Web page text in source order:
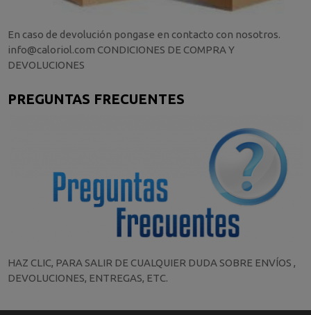
En caso de devolución pongase en contacto con nosotros.
info@caloriol.com CONDICIONES DE COMPRA Y
DEVOLUCIONES
PREGUNTAS FRECUENTES
HAZ CLIC, PARA SALIR DE CUALQUIER DUDA SOBRE ENVÍOS ,
DEVOLUCIONES, ENTREGAS, ETC.